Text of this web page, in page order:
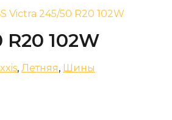
Victra 245/50 R20 102W
102W
, Летняя, Шины